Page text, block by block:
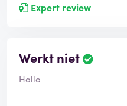
Expert review
Werkt niet
Hallo